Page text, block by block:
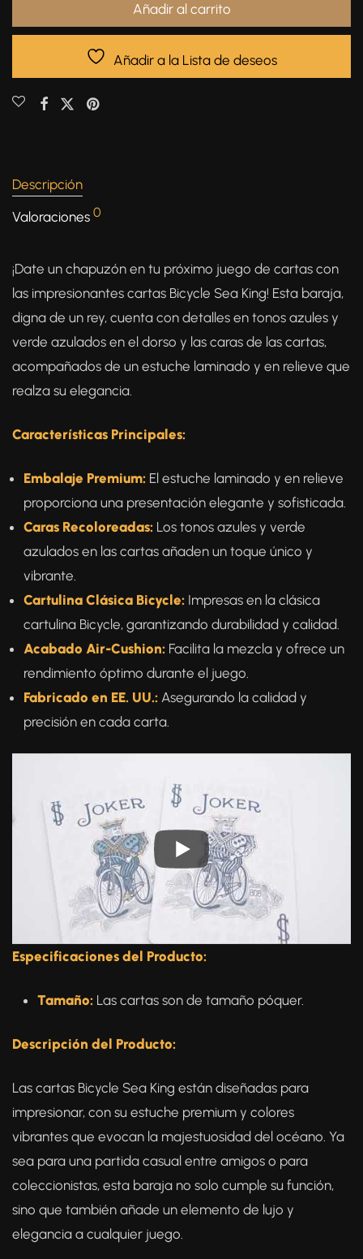
Añadir al carrito
Añadir a la Lista de deseos
Descripción
Valoraciones 0
¡Date un chapuzón en tu próximo juego de cartas con
las impresionantes cartas Bicycle Sea King! Esta baraja,
digna de un rey, cuenta con detalles en tonos azules y
verde azulados en el dorso y las caras de las cartas,
acompañados de un estuche laminado y en relieve que
realza su elegancia.
Características Principales:
Embalaje Premium: El estuche laminado y en relieve
proporciona una presentación elegante y sofisticada.
Caras Recoloreadas: Los tonos azules y verde
azulados en las cartas añaden un toque único y
vibrante.
Cartulina Clásica Bicycle: Impresas en la clásica
cartulina Bicycle, garantizando durabilidad y calidad.
Acabado Air-Cushion: Facilita la mezcla y ofrece un
rendimiento óptimo durante el juego.
Fabricado en EE. UU.: Asegurando la calidad y
precisión en cada carta.
Especificaciones del Producto:
Tamaño: Las cartas son de tamaño póquer.
Descripción del Producto:
Las cartas Bicycle Sea King están diseñadas para
impresionar, con su estuche premium y colores
vibrantes que evocan la majestuosidad del océano. Ya
sea para una partida casual entre amigos o para
coleccionistas, esta baraja no solo cumple su función,
sino que también añade un elemento de lujo y
elegancia a cualquier juego.